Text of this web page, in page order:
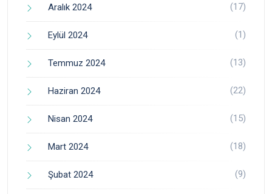
Aralık 2024 (17)
Eylül 2024 (1)
Temmuz 2024 (13)
Haziran 2024 (22)
Nisan 2024 (15)
Mart 2024 (18)
Şubat 2024 (9)